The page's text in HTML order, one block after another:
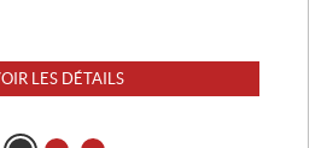
LES DÉTAILS